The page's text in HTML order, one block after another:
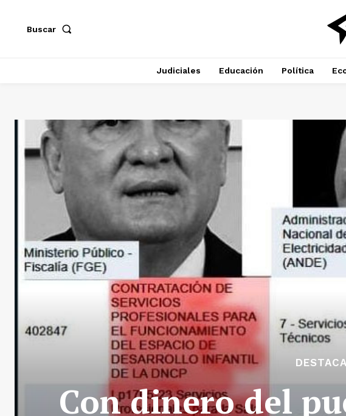
Buscar
Judiciales Educación Política
Con dinero del